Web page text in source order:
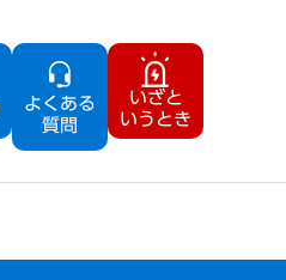
よくある
質問
いざと
いうとき